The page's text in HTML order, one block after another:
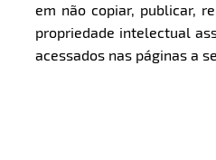
em não copiar, publicar,
propriedade intelectual
acessados nas páginas a